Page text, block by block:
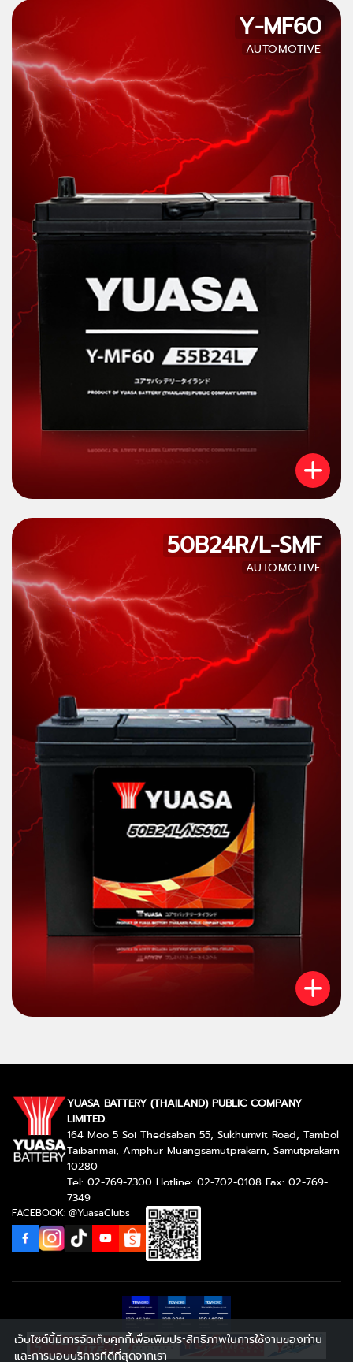
Y-MF60
AUTOMOTIVE
50B24R/L-SMF
AUTOMOTIVE
YUASA BATTERY (THAILAND) PUBLIC COMPANY
LIMITED.
164 Moo 5 Soi Thedsaban 55, Sukhumvit Road, Tambol
Taibanmai, Amphur Muangsamutprakarn, Samutprakarn
10280
Tel: 02-769-7300 Hotline: 02-702-0108 Fax: 02-769-
7349
FACEBOOK: @YuasaClubs
เว็บไซต์นี้มีการจัดเก็บคุกกี้เพื่อเพิ่มประสิทธิภาพในการใช้งานของท่าน
และการมอบบริการที่ดีที่สุดจากเรา